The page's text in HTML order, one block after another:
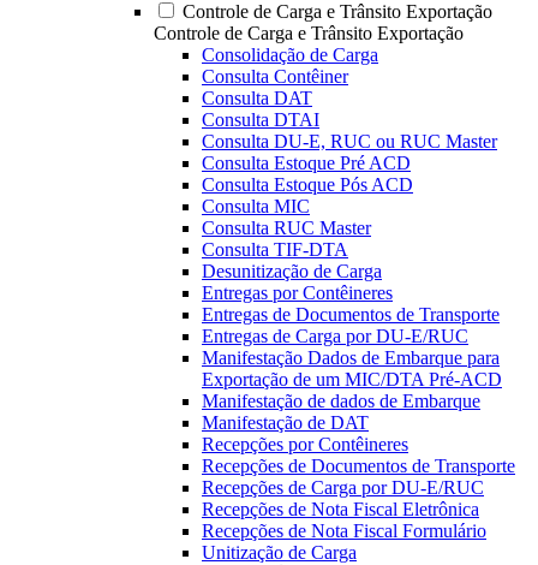
Controle de Carga e Trânsito Exportação
Controle de Carga e Trânsito Exportação
Consolidação de Carga
Consulta Contêiner
Consulta DAT
Consulta DTAI
Consulta DU-E, RUC ou RUC Master
Consulta Estoque Pré ACD
Consulta Estoque Pós ACD
Consulta MIC
Consulta RUC Master
Consulta TIF-DTA
Desunitização de Carga
Entregas por Contêineres
Entregas de Documentos de Transporte
Entregas de Carga por DU-E/RUC
Manifestação Dados de Embarque para
Exportação de um MIC/DTA Pré-ACD
Manifestação de dados de Embarque
Manifestação de DAT
Recepções por Contêineres
Recepções de Documentos de Transporte
Recepções de Carga por DU-E/RUC
Recepções de Nota Fiscal Eletrônica
Recepções de Nota Fiscal Formulário
Unitização de Carga